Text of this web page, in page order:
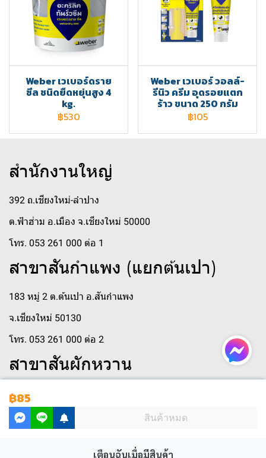
Weber เวเบอร์ดราย
ซีล ชนิดยืดหยุ่นสูง 4
kg.
฿530
Weber เวเบอร์ วอลล์-
รีนิว ครีม อุดรอยแตก
ร้าว ขนาด 250 กรัม
฿105
฿85
สินค้าหมด
เตือนฉันเมื่อมีสินค้า
สำนักงานใหญ่
392 ถ.เชียงใหม่-ลำปาง
ต.ฟ้าฮ่าม อ.เมือง จ.เชียงใหม่ 50000
โทร. 053 261 000 ต่อ 1
สาขาสันกำแพง (แยกต้นเปา)
183 หมู่ 2 ต.ต้นเปา อ.สันกำแพง
จ.เชียงใหม่ 50130
โทร. 053 261 000 ต่อ 2
สาขาสันผักหวาน
250 หมู่ 3 ตำบล สันผักหวาน
ตำบลสันผักหวาน อำเภอหางดง เชียงใหม่ 50230